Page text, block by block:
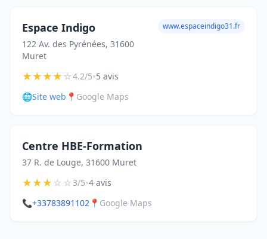
Espace Indigo
122 Av. des Pyrénées, 31600
Muret
www.espaceindigo31.fr
★★★★☆4.2/5•5 avis
🌐Site web 📍 Google Maps
Centre HBE-Formation
37 R. de Louge, 31600 Muret
★★★☆☆3/5•4 avis
📞+33783891102 📍 Google Maps